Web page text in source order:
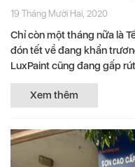
19 Tháng Mười Hai, 2020
Chỉ còn một tháng nữa là
đón tết về đang khẩn
LuxPaint cũng đang gấp
hoàn...
Xem thêm